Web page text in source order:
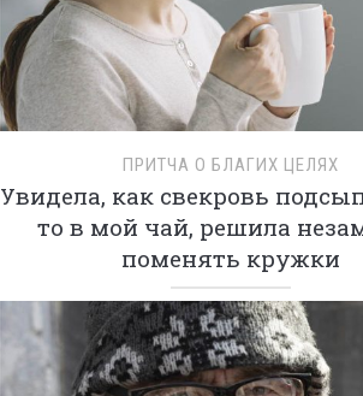
ПРИТЧА О БЛАГИХ ЦЕЛЯХ
Увидела, как свекровь
то в мой чай, решила
поменять кружки